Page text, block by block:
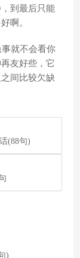
到最后只能
啊。
就不会看你
友好些，它
间比较欠缺
(88句)
)